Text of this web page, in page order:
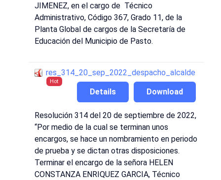
JIMENEZ, en el cargo de Técnico
Administrativo, Código 367, Grado 11, de la
Planta Global de cargos de la Secretaría de
Educación del Municipio de Pasto.
res_314_20_sep_2022_despacho_alcalde
Hot
Download
Details
Resolución 314 del 20 de septiembre de 2022,
“Por medio de la cual se terminan unos
encargos, se hace un nombramiento en periodo
de prueba y se dictan otras disposiciones.
Terminar el encargo de la señora HELEN
CONSTANZA ENRIQUEZ GARCIA, Técnico